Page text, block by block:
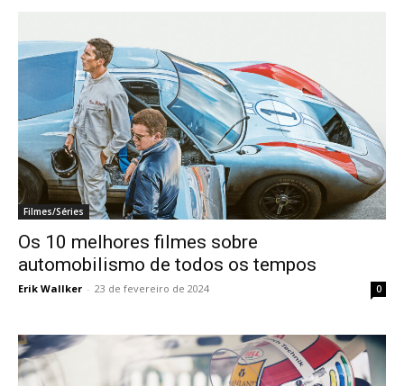
Filmes/Séries
Os 10 melhores filmes sobre
automobilismo de todos os tempos
Erik Wallker - 23 de fevereiro de 2024 0